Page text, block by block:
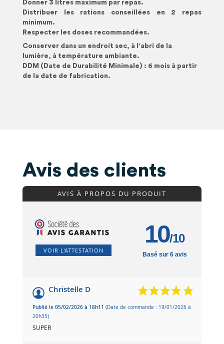
Donner 3 litres maximum par repas.
Distribuer les rations conseillées en 2 repas
minimum.
Respecter les doses recommandées.
Conserver dans un endroit sec, à l'abri de la
lumière, à température ambiante.
DDM (Date de Durabilité Minimale) : 6 mois à partir
de la date de fabrication.
Avis des clients
AVIS À PROPOS DU PRODUIT
VOIR L'ATTESTATION
10/10
Basé sur 6 avis
Christelle D
Publié le 05/02/2026 à 18h11 (Date de commande : 19/01/2026 à
20h35)
SUPER